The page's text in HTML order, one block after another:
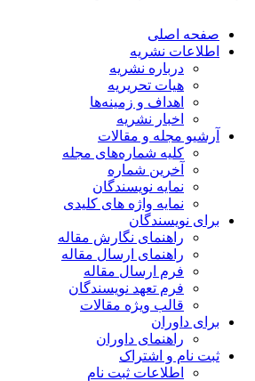
صفحه اصلی
اطلاعات نشریه
درباره نشریه
هیات تحریریه
اهداف و زمینه‌ها
اخبار نشریه
آرشیو مجله و مقالات
کلیه شماره‌های مجله
آخرین شماره
نمایه نویسندگان
نمایه واژه های کلیدی
برای نویسندگان
راهنمای نگارش مقاله
راهنمای ارسال مقاله
فرم ارسال مقاله
فرم تعهد نویسندگان
قالب ویژه مقالات
برای داوران
راهنمای داوران
ثبت نام و اشتراک
اطلاعات ثبت نام